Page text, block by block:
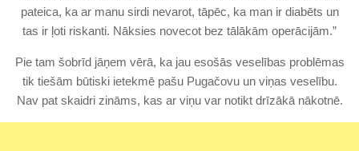
pateica, ka ar manu sirdi nevarot, tāpēc, ka man ir diabēts un
tas ir ļoti riskanti. Nāksies novecot bez tālākām operācijām.”
Pie tam šobrīd jāņem vērā, ka jau esošās veselības problēmas
tik tiešām būtiski ietekmē pašu Pugačovu un viņas veselību.
Nav pat skaidri zināms, kas ar viņu var notikt drīzākā nākotnē.